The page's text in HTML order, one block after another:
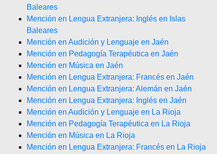
Baleares
Mención en Lengua Extranjera: Inglés en Islas
Baleares
Mención en Audición y Lenguaje en Jaén
Mención en Pedagogía Terapéutica en Jaén
Mención en Música en Jaén
Mención en Lengua Extranjera: Francés en Jaén
Mención en Lengua Extranjera: Alemán en Jaén
Mención en Lengua Extranjera: Inglés en Jaén
Mención en Audición y Lenguaje en La Rioja
Mención en Pedagogía Terapéutica en La Rioja
Mención en Música en La Rioja
Mención en Lengua Extranjera: Francés en La Rioja